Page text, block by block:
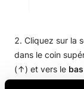
Cliquez sur la
dans le coin
(↑) et vers le bas